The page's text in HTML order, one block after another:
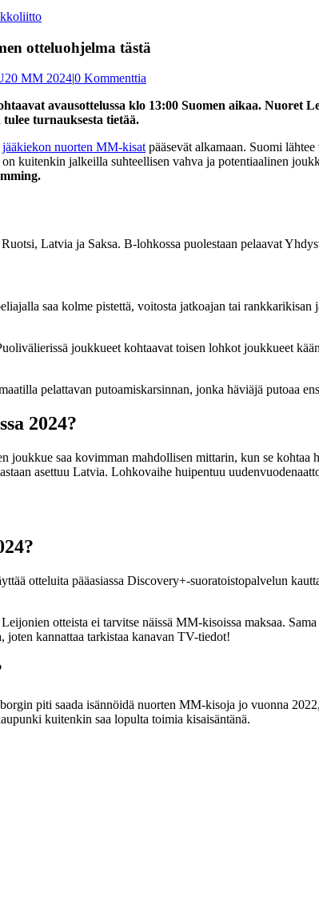
otteluohjelma tästä
MM 2024|0 Kommenttia
avausottelussa klo 13:00 Suomen aikaa. Nuoret
turnauksesta tietää.
jääkiekon nuorten MM-kisatpääsevät alkamaan. Suomi
kuitenkin jalkeilla suhteellisen vahva ja potentiaalinen
Latvia ja Saksa. B-lohkossa puolestaan pelaavat
saa kolme pistettä, voitosta jatkoajan tai
joukkueet kohtaavat toisen lohkot joukkueet
pelattavan putoamiskarsinnan, jonka häviäjä putoaa
2024?
joukkue saa kovimman mahdollisen mittarin, kun se
asettuu Latvia. Lohkovaihe huipentuu
otteluita pääasiassa Discovery+-suoratoistopalvelun
otteista ei tarvitse näissä MM-kisoissa maksaa.
kannattaa tarkistaa kanavan TV-tiedot!
piti saada isännöidä nuorten MM-kisoja jo vuonna
kuitenkin saa lopulta toimia kisaisäntänä.